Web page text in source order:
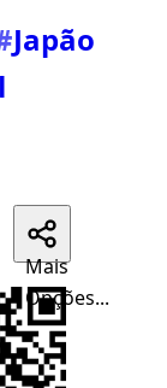
Japão
Mais
Opções...